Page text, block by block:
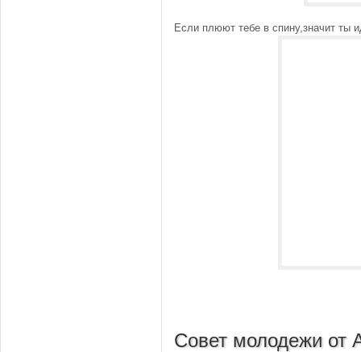
Если плюют тебе в спину,значит ты
Совет молодежи от